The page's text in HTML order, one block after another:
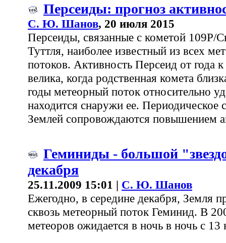
Персеиды: прогноз
С. Ю. Шанов, 20 июля 2015
Персеиды, связанные с кометой 109P/
Туттля, наиболее известный из всех
потоков. Активность Персеид от года
велика, когда родственная комета
годы метеорный поток относительно
находится снаружи ее. Периодическое
Землей сопровождаются повышением
Геминиды - большой
декабря
25.11.2009 15:01 | С. Ю. Шанов
Ежегодно, в середине декабря, Земля
сквозь метеорный поток Геминид. В
метеоров ожидается в ночь в ночь c 13